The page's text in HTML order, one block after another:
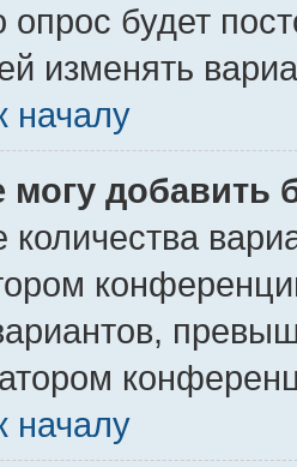
опрос будет
изменять
началу
могу добавить
началу